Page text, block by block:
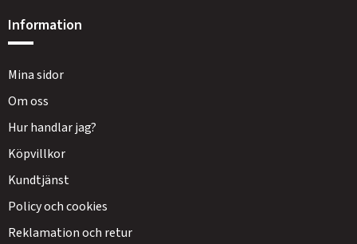
Information
Mina sidor
Om oss
Hur handlar jag?
Köpvillkor
Kundtjänst
Policy och cookies
Reklamation och retur